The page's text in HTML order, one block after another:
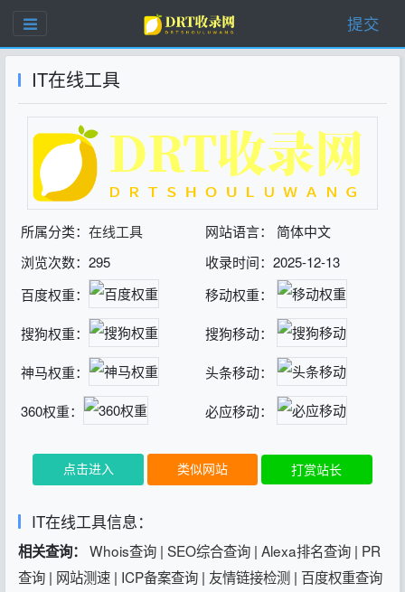
提交
IT在线工具
所属分类： 在线工具
网站语言： 简体中文
浏览次数：295
收录时间：2025-12-13
百度权重：
移动权重：
搜狗权重： 搜狗移动：
神马权重： 头条移动：
360权重： 必应移动：
点击进入 类似网站 打赏站长
IT在线工具信息：
相关查询： Whois查询 | SEO综合查询 | Alexa排名查询 | PR
查询 | 网站测速 | ICP备案查询 | 友情链接检测 | 百度权重查询